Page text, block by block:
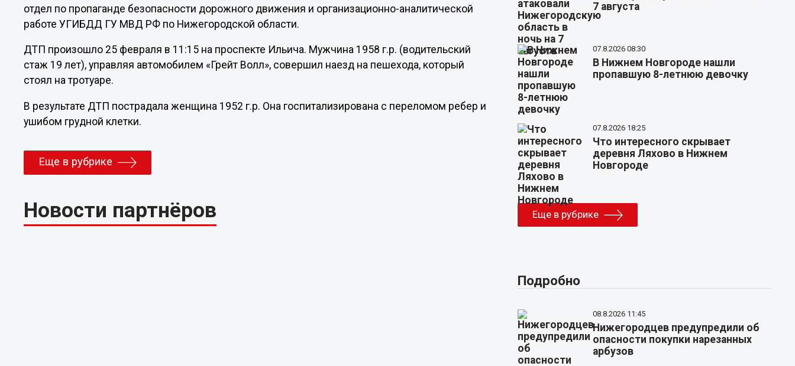
отдел по пропаганде безопасности дорожного движения и организационно-аналитической
работе УГИБДД ГУ МВД РФ по Нижегородской области.
ДТП произошло 25 февраля в 11:15 на проспекте Ильича. Мужчина 1958 г.р. (водительский
стаж 19 лет), управляя автомобилем «Грейт Волл», совершил наезд на пешехода, который
стоял на тротуаре.
В результате ДТП пострадала женщина 1952 г.р. Она госпитализирована с переломом ребер и
ушибом грудной клетки.
Еще в рубрике
Новости партнёров
7 августа
07.8.2026 08:30
В Нижнем Новгороде нашли
пропавшую 8-летнюю девочку
07.8.2026 18:25
Что интересного скрывает
деревня Ляхово в Нижнем
Новгороде
Еще в рубрике
Подробно
08.8.2026 11:45
Нижегородцев предупредили об
опасности покупки нарезанных
арбузов